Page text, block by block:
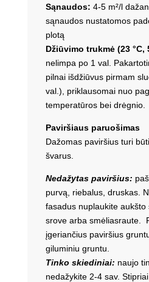
Sąnaudos: 4-5 m²/l
sąnaudos nustatomos
plotą
Džiūvimo trukmė (23 °C,
nelimpa po 1 val.
pilnai išdžiūvus pirmam
val.), priklausomai nuo
temperatūros bei drėgnio.
Paviršiaus paruošimas
Dažomas paviršius turi
švarus.
Nedažytas paviršius:
purvą, riebalus, druskas.
fasadus nuplaukite aukšto
srove arba smėliasraute.
įgeriančius paviršius
giluminiu gruntu.
Tinko skiediniai: naujo
nedažykite 2-4 sav.